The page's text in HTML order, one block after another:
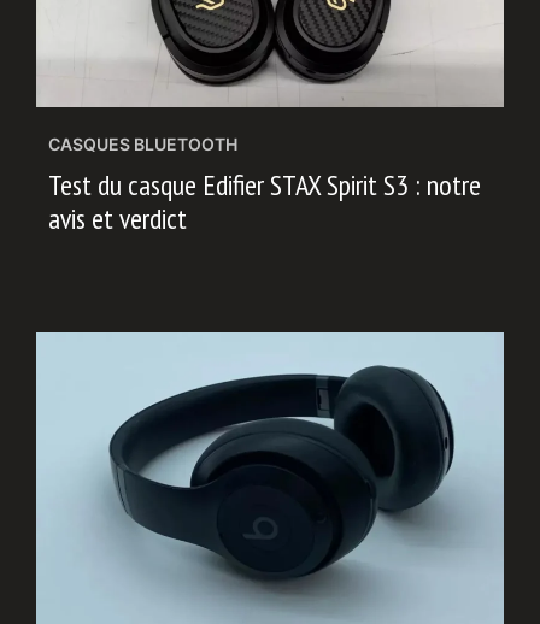
CASQUES BLUETOOTH
Test du casque Edifier STAX Spirit S3 : notre
avis et verdict